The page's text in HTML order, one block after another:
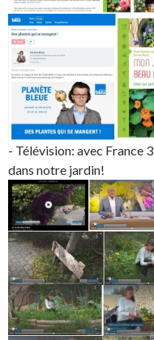
- Télévision: avec France
dans notre jardin!